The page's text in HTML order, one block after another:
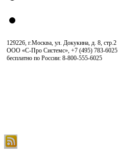
129226, г.Москва, ул. Докукина, д. 8, стр.2
ООО «С-Про Системс», +7 (495) 783-6025
бесплатно по России: 8-800-555-6025